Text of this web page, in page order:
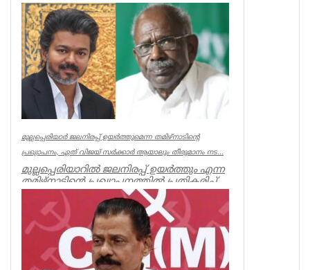
'ഇന്‍ഫിനിറ്റി കപ്പ് - സീസണ്‍ 3'...
Associations
മുല്ലപ്പെരിയാർ ജലനിരപ്പ് ഉയർത്തുമെന്ന തമിഴ്നാടിന്റെ
പ്രഖ്യാപനം, ഏത് വിജയ് സർക്കാർ ആയാലും തീരുമാനം നട...
മുല്ലപ്പെരിയാറിൽ ജലനിരപ്പ് ഉയർത്തും എന്ന
തമിഴ്നാടിന്റെ പ്രഖ്യാപനത്തിൽ പ്രതികരിച്ച്
മുൻമന്ത്രി എം എം...
Kerala